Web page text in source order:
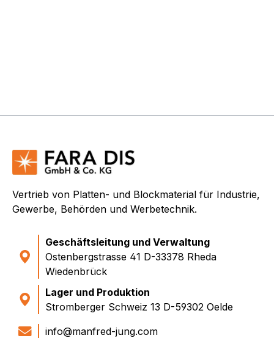
Vertrieb von Platten- und Blockmaterial für Industrie,
Gewerbe, Behörden und Werbetechnik.
Geschäftsleitung und Verwaltung
Ostenbergstrasse 41 D-33378 Rheda
Wiedenbrück
Lager und Produktion
Stromberger Schweiz 13 D-59302 Oelde
info@manfred-jung.com